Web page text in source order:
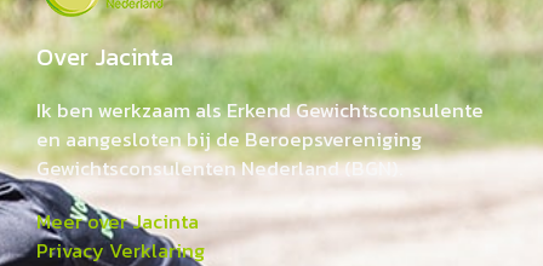
Over Jacinta
Ik ben werkzaam als Erkend Gewichtsconsulente
en aangesloten bij de Beroepsvereniging
Gewichtsconsulenten Nederland (BGN).
Meer over Jacinta
Privacy Verklaring